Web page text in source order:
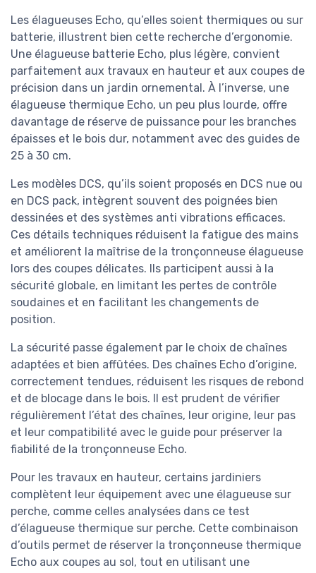
Les élagueuses Echo, qu’elles soient thermiques ou sur
batterie, illustrent bien cette recherche d’ergonomie.
Une élagueuse batterie Echo, plus légère, convient
parfaitement aux travaux en hauteur et aux coupes de
précision dans un jardin ornemental. À l’inverse, une
élagueuse thermique Echo, un peu plus lourde, offre
davantage de réserve de puissance pour les branches
épaisses et le bois dur, notamment avec des guides de
25 à 30 cm.
Les modèles DCS, qu’ils soient proposés en DCS nue ou
en DCS pack, intègrent souvent des poignées bien
dessinées et des systèmes anti vibrations efficaces.
Ces détails techniques réduisent la fatigue des mains
et améliorent la maîtrise de la tronçonneuse élagueuse
lors des coupes délicates. Ils participent aussi à la
sécurité globale, en limitant les pertes de contrôle
soudaines et en facilitant les changements de
position.
La sécurité passe également par le choix de chaînes
adaptées et bien affûtées. Des chaînes Echo d’origine,
correctement tendues, réduisent les risques de rebond
et de blocage dans le bois. Il est prudent de vérifier
régulièrement l’état des chaînes, leur origine, leur pas
et leur compatibilité avec le guide pour préserver la
fiabilité de la tronçonneuse Echo.
Pour les travaux en hauteur, certains jardiniers
complètent leur équipement avec une élagueuse sur
perche, comme celles analysées dans ce test
d’élagueuse thermique sur perche. Cette combinaison
d’outils permet de réserver la tronçonneuse thermique
Echo aux coupes au sol, tout en utilisant une